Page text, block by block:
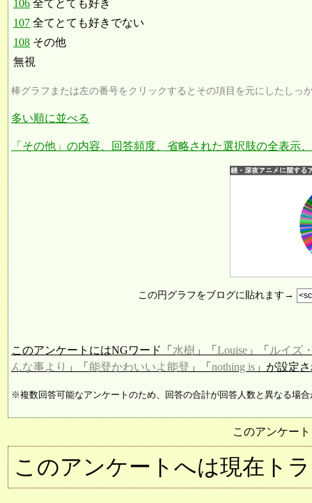
106 全てとても好き
107 全てとても好きでない
108 その他
無視
棒グラフまたは左の番号をクリックするとその項目を元にしたしっ
多い順に並べる
「その他」の内容、回答頻度、省略された選択肢の全表示
この円グラフをブログに貼れます→
このアンケートにはNGワード「 水樹 」「 Louise 」「 ルイズ
んな事より 」「 能登かわいいよ能登 」「 nothing is 」が設定
※複数回答可能なアンケートのため、回答の合計が回答人数と異なる場
このアンケー
このアンケートへは現在ト